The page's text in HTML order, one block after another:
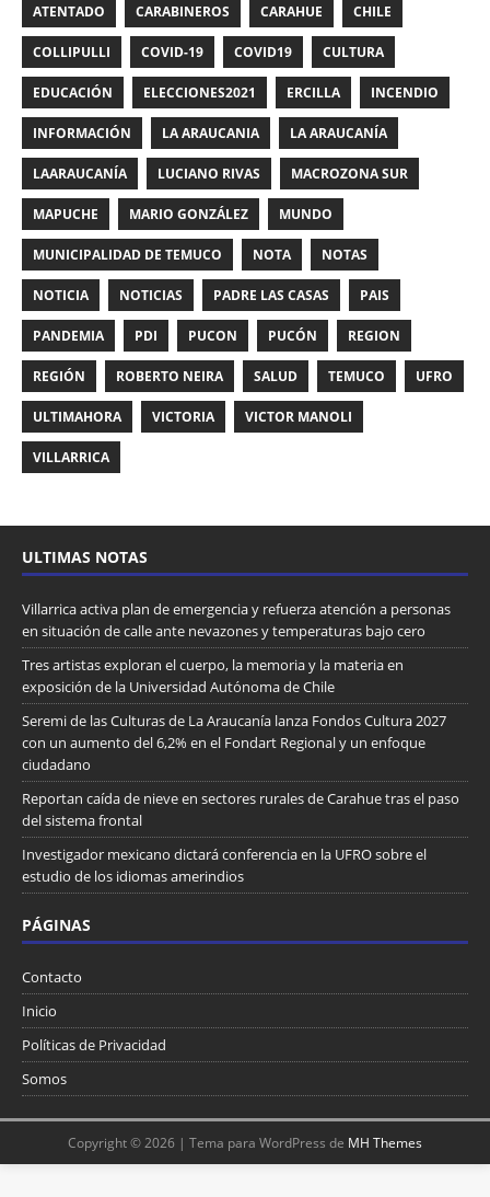
ATENTADO CARABINEROS CARAHUE CHILE
COLLIPULLI COVID-19 COVID19 CULTURA
EDUCACIÓN ELECCIONES2021 ERCILLA INCENDIO
INFORMACIÓN LA ARAUCANIA LA ARAUCANÍA
LAARAUCANÍA LUCIANO RIVAS MACROZONA SUR
MAPUCHE MARIO GONZÁLEZ MUNDO
MUNICIPALIDAD DE TEMUCO NOTA NOTAS
NOTICIA NOTICIAS PADRE LAS CASAS PAIS
PANDEMIA PDI PUCON PUCÓN REGION
REGIÓN ROBERTO NEIRA SALUD TEMUCO UFRO
ULTIMAHORA VICTORIA VICTOR MANOLI
VILLARRICA
ULTIMAS NOTAS
Villarrica activa plan de emergencia y refuerza atención a personas
en situación de calle ante nevazones y temperaturas bajo cero
Tres artistas exploran el cuerpo, la memoria y la materia en
exposición de la Universidad Autónoma de Chile
Seremi de las Culturas de La Araucanía lanza Fondos Cultura 2027
con un aumento del 6,2% en el Fondart Regional y un enfoque
ciudadano
Reportan caída de nieve en sectores rurales de Carahue tras el paso
del sistema frontal
Investigador mexicano dictará conferencia en la UFRO sobre el
estudio de los idiomas amerindios
PÁGINAS
Contacto
Inicio
Políticas de Privacidad
Somos
Copyright © 2026 | Tema para WordPress de MH Themes